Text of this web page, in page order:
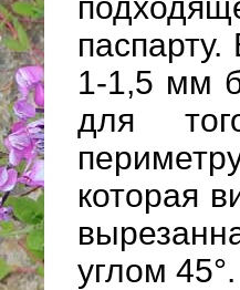
1-1,5 мм
для
которая
углом 45°.